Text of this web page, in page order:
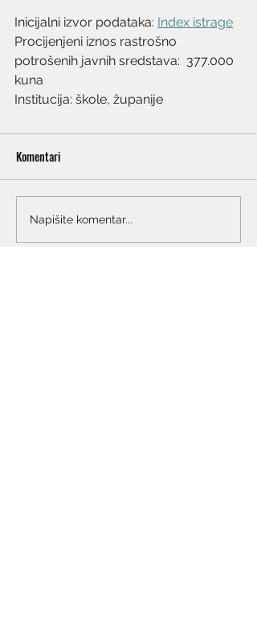
Inicijalni izvor podataka: Index istrage
Procijenjeni iznos rastrošno
potrošenih javnih sredstava:  377.000
kuna
Institucija: škole, županije
Komentari
Napišite komentar...